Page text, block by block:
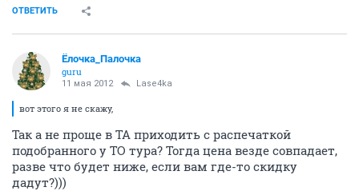
ОТВЕТИТЬ
Ёлочка_Палочка
guru
11 мая 2012 Lase4ka
вот этого я не скажу,
Так а не проще в ТА приходить с распечаткой
подобранного у ТО тура? Тогда цена везде совпадает,
разве что будет ниже, если вам где-то скидку
дадут?)))